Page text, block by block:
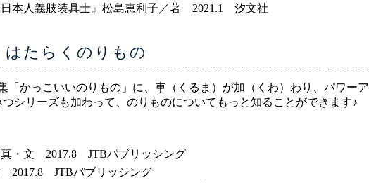
本人義肢装具士』松島恵利子／著 2021.1 汐文社
たらくのりもの
「かっこいいのりもの」に、車（くるま）が加（くわ）わり、パワーア
シリーズも加わって、のりものについてもっと知ることができます♪
真・文 2017.8 JTBパブリッシング
2017.8 JTBパブリッシング